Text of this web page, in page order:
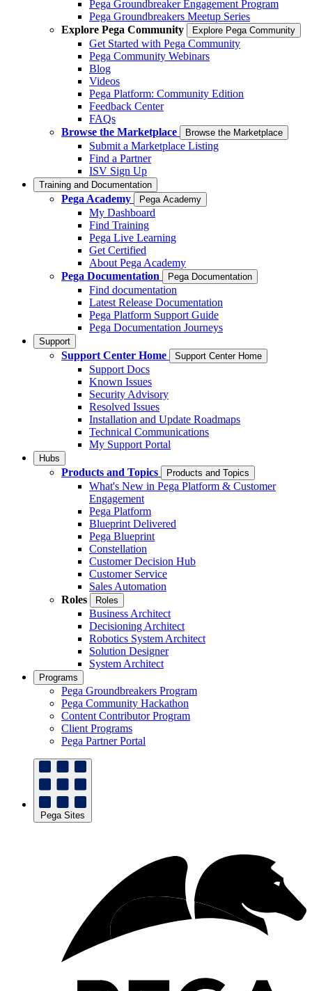
Pega Groundbreaker Engagement Program
Pega Groundbreakers Meetup Series
Explore Pega Community
Explore Pega Community
Get Started with Pega Community
Pega Community Webinars
Blog
Videos
Pega Platform: Community Edition
Feedback Center
FAQs
Browse the Marketplace
Browse the Marketplace
Submit a Marketplace Listing
Find a Partner
ISV Sign Up
Training and Documentation
Pega Academy Pega Academy
My Dashboard
Find Training
Pega Live Learning
Get Certified
About Pega Academy
Pega Documentation
Pega Documentation
Find documentation
Latest Release Documentation
Pega Platform Support Guide
Pega Documentation Journeys
Support
Support Center Home Support Center Home
Support Docs
Known Issues
Security Advisory
Resolved Issues
Installation and Update Roadmaps
Technical Communications
My Support Portal
Hubs
Products and Topics Products and Topics
What's New in Pega Platform & Customer
Engagement
Pega Platform
Blueprint Delivered
Pega Blueprint
Constellation
Customer Decision Hub
Customer Service
Sales Automation
Roles
Roles
Business Architect
Decisioning Architect
Robotics System Architect
Solution Designer
System Architect
Programs
Pega Groundbreakers Program
Pega Community Hackathon
Content Contributor Program
Client Programs
Pega Partner Portal
Pega Sites